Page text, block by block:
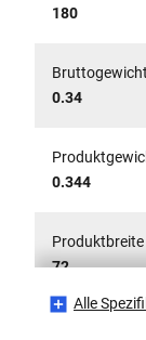
180
0.34
0.344
Produktbreite
72
Alle